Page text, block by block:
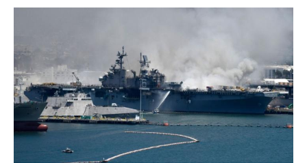
1*qqeh21VL1ECbjjIMyhjVWA.jpeg